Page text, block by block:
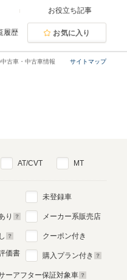
お役立ち記事
履歴 お気に入り
サイトマップ
古車・中古車情報
AT/CVT MT
り
価書
未登録車
メーカー系販売店
クーポン付き
購入プラン付き
ーアフター保証対象車